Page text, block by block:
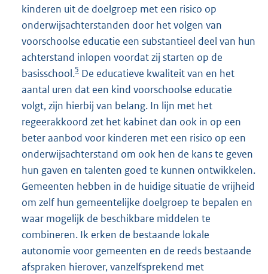
kinderen uit de doelgroep met een risico op
onderwijsachterstanden door het volgen van
voorschoolse educatie een substantieel deel van hun
achterstand inlopen voordat zij starten op de
basisschool.5 De educatieve kwaliteit van en het
aantal uren dat een kind voorschoolse educatie
volgt, zijn hierbij van belang. In lijn met het
regeerakkoord zet het kabinet dan ook in op een
beter aanbod voor kinderen met een risico op een
onderwijsachterstand om ook hen de kans te geven
hun gaven en talenten goed te kunnen ontwikkelen.
Gemeenten hebben in de huidige situatie de vrijheid
om zelf hun gemeentelijke doelgroep te bepalen en
waar mogelijk de beschikbare middelen te
combineren. Ik erken de bestaande lokale
autonomie voor gemeenten en de reeds bestaande
afspraken hierover, vanzelfsprekend met